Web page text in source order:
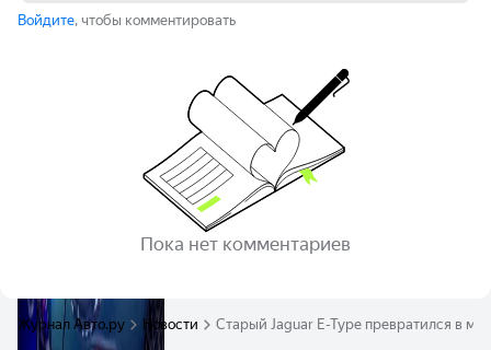
Войдите, чтобы комментировать
Пока нет комментариев
Журнал Авто.ру Новости Старый Jaguar E-Type превратился в